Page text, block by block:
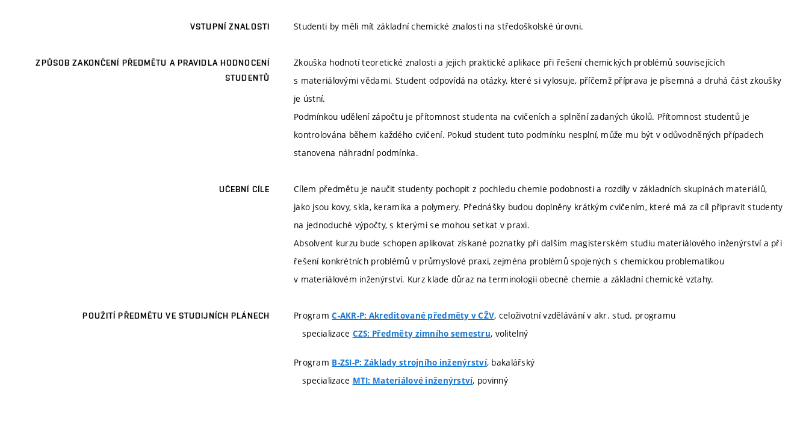
VSTUPNÍ ZNALOSTI Studenti by měli mít základní chemické znalosti na středoškolské úrovni.
ZPŮSOB ZAKONČENÍ PŘEDMĚTU A PRAVIDLA HODNOCENÍ
STUDENTŮ
Zkouška hodnotí teoretické znalosti a jejich praktické aplikace při řešení chemických problémů souvisejících
s materiálovými vědami. Student odpovídá na otázky, které si vylosuje, příčemž příprava je písemná a druhá část zkoušky
je ústní.
Podmínkou udělení zápočtu je přítomnost studenta na cvičeních a splnění zadaných úkolů. Přítomnost studentů je
kontrolována během každého cvičení. Pokud student tuto podmínku nesplní, může mu být v odůvodněných případech
stanovena náhradní podmínka.
UČEBNÍ CÍLE
Cílem předmětu je naučit studenty pochopit z pochledu chemie podobnosti a rozdíly v základních skupinách materiálů,
jako jsou kovy, skla, keramika a polymery. Přednášky budou doplněny krátkým cvičením, které má za cíl připravit studenty
na jednoduché výpočty, s kterými se mohou setkat v praxi.
Absolvent kurzu bude schopen aplikovat získané poznatky při dalším magisterském studiu materiálového inženýrství a při
řešení konkrétních problémů v průmyslové praxi, zejména problémů spojených s chemickou problematikou
v materiálovém inženýrství. Kurz klade důraz na terminologii obecné chemie a základní chemické vztahy.
POUŽITÍ PŘEDMĚTU VE STUDIJNÍCH PLÁNECH ProgramC-AKR-P: Akreditované předměty v CŽV, celoživotní vzdělávání v akr. stud. programu
specializace CZS: Předměty zimního semestru, volitelný
Program B-ZSI-P: Základy strojního inženýrství, bakalářský
specializace MTI: Materiálové inženýrství, povinný